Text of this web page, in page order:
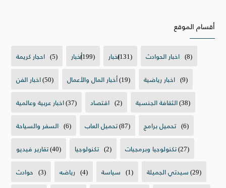
أقسام الموقع
احجار كريمة (5) أخبار(199) اخبار(131) اخبار الحوادث (8)
اخبار الفن(50) أخبار المال والأعمال(19) اخبار رياضية (9)
اخبار عربية وعالمية(37) اقتصاد (2) الثقافة الجنسية(38)
السفر والسياحة (6) تحميل العاب(87) تحميل برامج (6)
تقارير فيديو(40) تكنولوجيا (2) تكنولوجيا وبرمجيات(27)
حوادث (3) رياضه (4) سياسة (1) سيدتي الجميلة(29)